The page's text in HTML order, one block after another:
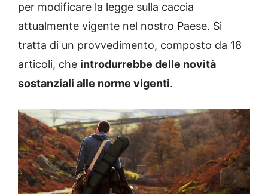
per modificare la legge sulla caccia
attualmente vigente nel nostro Paese. Si
tratta di un provvedimento, composto da 18
articoli, che introdurrebbe delle novità
sostanziali alle norme vigenti.